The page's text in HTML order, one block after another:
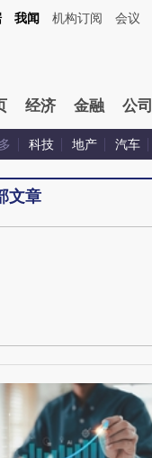
我闻 机构订阅 会议
经济 金融 公司
科技 地产 汽车
文章